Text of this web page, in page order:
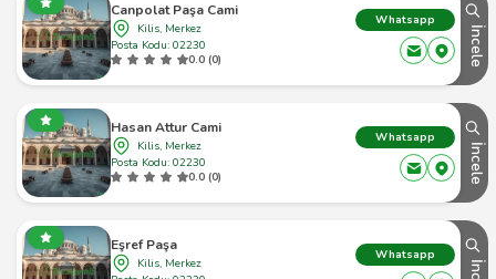
Canpolat Paşa Cami
Kilis, Merkez
Posta Kodu: 02230
0.0 (0)
Whatsapp
İncele
Hasan Attur Cami
Kilis, Merkez
Posta Kodu: 02230
0.0 (0)
Whatsapp
İncele
Eşref Paşa
Kilis, Merkez
Whatsapp